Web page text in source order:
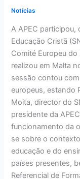
Notícias
A APEC participou,
Educação Cristã
Comité Europeu
realizou em Malta
sessão contou
europeus, estando
Moita, director do
presidente da
funcionamento da
se sobre o
educação e do
países presentes,
Referencial de